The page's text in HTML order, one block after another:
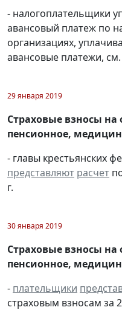
- налогоплательщики
авансовый платеж по
организациях,
авансовые платежи, см.
29 января 2019
Страховые взносы на
пенсионное,
- главы крестьянских
представляют расчет
г.
30 января 2019
Страховые взносы на
пенсионное,
- плательщики
страховым взносам за